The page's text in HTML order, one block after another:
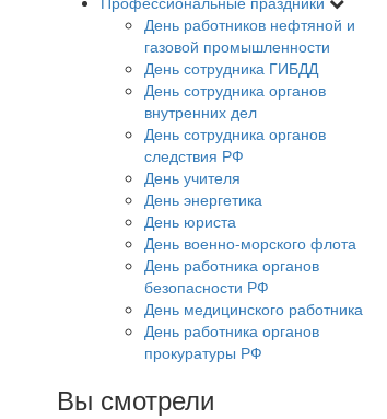
День работников нефтяной и
газовой промышленности
День сотрудника ГИБДД
День сотрудника органов
внутренних дел
День сотрудника органов
следствия РФ
День учителя
День энергетика
День юриста
День военно-морского флота
День работника органов
безопасности РФ
День медицинского работника
День работника органов
прокуратуры РФ
Вы смотрели